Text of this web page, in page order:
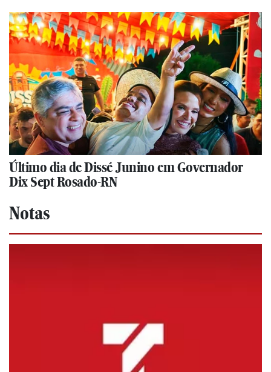
Último dia de Dissé Junino em Governador
Dix Sept Rosado-RN
Notas